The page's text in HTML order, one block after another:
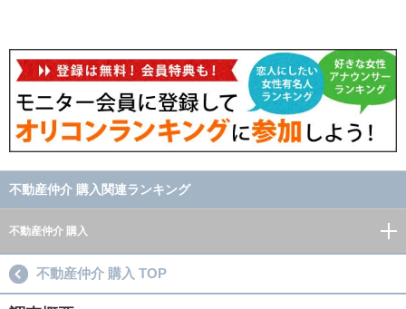
不動産仲介 購入関連ランキング
不動産仲介 購入
不動産仲介 購入 TOP